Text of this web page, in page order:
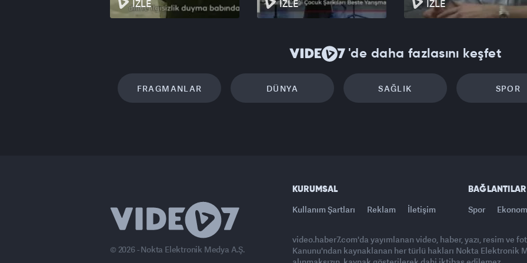
İZLE İZLE İZLE
'de daha fazlasını keşfet
FRAGMANLAR DÜNYA SAĞLIK SPOR
© 2026 - Nokta Elektronik Medya A.Ş.
KURUMSAL
Kullanım Şartları Reklam İletişim
BAĞLANTILAR
Spor
video.haber7.com'da yayımlanan video, haber, yazı, resim ve
Kanunu'ndan kaynaklanan her türlü hakları Nokta Elektronik